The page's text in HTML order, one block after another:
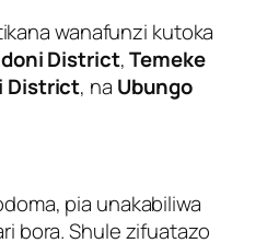
wanafunzi kutoka
District,Temeke
District, na Ubungo
pia unakabiliwa
bora. Shule zifuatazo